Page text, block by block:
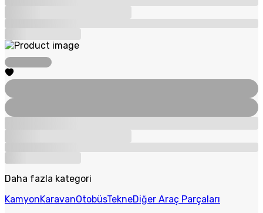
Daha fazla kategori
KamyonKaravanOtobüsTekneDiğer Araç Parçaları